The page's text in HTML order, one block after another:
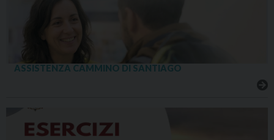
ASSISTENZA CAMMINO DI SANTIAGO